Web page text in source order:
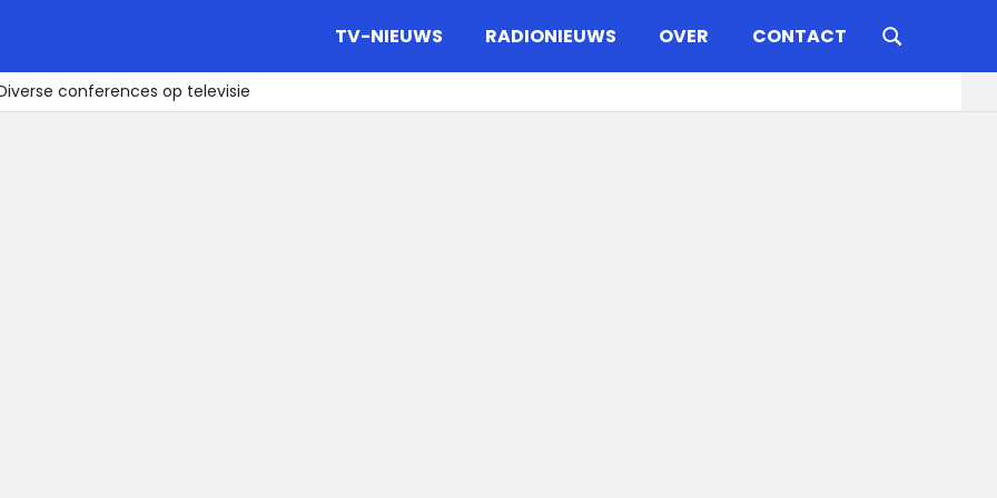
TV-NIEUWS RADIONIEUWS OVER CONTACT
conferences op televisie